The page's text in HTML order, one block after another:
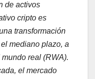
de activos
cripto es
transformación
mediano plazo, a
real (RWA).
el mercado